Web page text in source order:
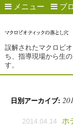
メニュー ブ
誤解されたマクロビ
ち、指導現場から生
す。
日別アーカイブ:
2014.04.14 ホ